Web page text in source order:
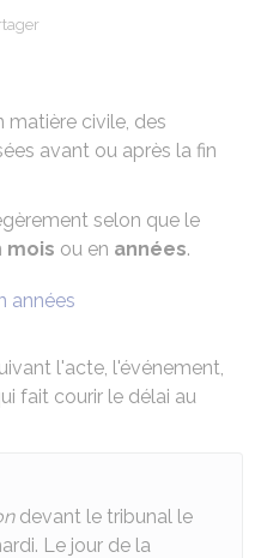
matière civile, des
avant ou après la fin
selon que le
mois ou en années.
années
l'acte, l'événement,
fait courir le délai au
devant le tribunal le
Le jour de la